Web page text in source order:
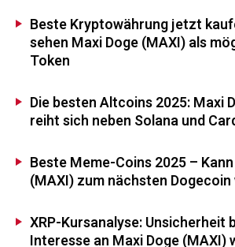
Beste Kryptowährung jetzt
sehen Maxi Doge (MAXI) als
Token
Die besten Altcoins 2025: Maxi
reiht sich neben Solana und
Beste Meme-Coins 2025 –
(MAXI) zum nächsten
XRP-Kursanalyse: Unsicherheit
Interesse an Maxi Doge (MAXI)